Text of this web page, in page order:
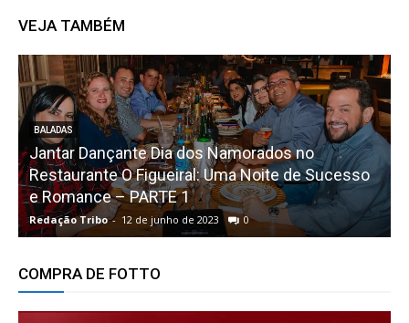
VEJA TAMBÉM
BALADAS
Jantar Dançante Dia dos Namorados no
Restaurante O Figueiral: Uma Noite de Sucesso
e Romance – PARTE 1
Redação Tribo - 12 de junho de 2023 0
COMPRA DE FOTTO